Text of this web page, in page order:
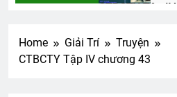
CTBCTY Tập
Home Giải Trí
Truyện
CTBCTY Tập IV chương 43